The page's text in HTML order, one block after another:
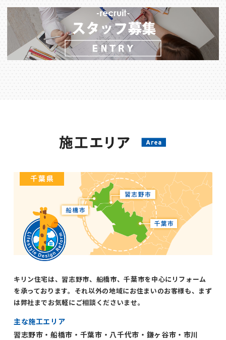
キリン住宅は、習志野市、船橋市、千葉市を中心にリフォーム
を承っております。それ以外の地域にお住まいのお客様も、まず
は弊社までお気軽にご相談くださいませ。
主な施工エリア
習志野市・船橋市・千葉市・八千代市・鎌ヶ谷市・市川